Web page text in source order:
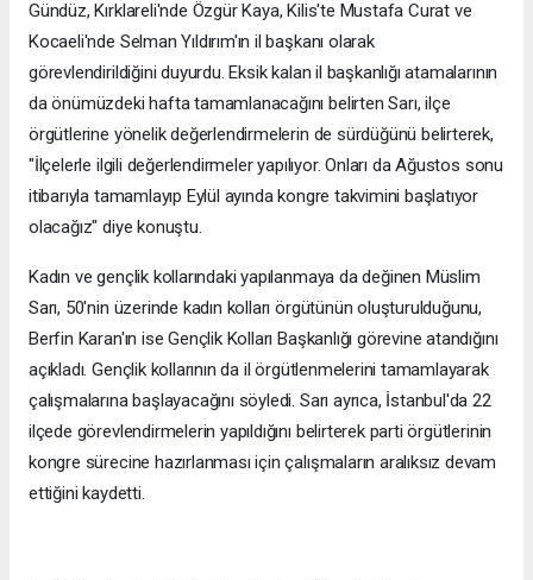
Gündüz, Kırklareli'nde Özgür Kaya, Kilis'te Mustafa Curat ve
Kocaeli'nde Selman Yıldırım'ın il başkanı olarak
görevlendirildiğini duyurdu. Eksik kalan il başkanlığı atamalarının
da önümüzdeki hafta tamamlanacağını belirten Sarı, ilçe
örgütlerine yönelik değerlendirmelerin de sürdüğünü belirterek,
"İlçelerle ilgili değerlendirmeler yapılıyor. Onları da Ağustos sonu
itibarıyla tamamlayıp Eylül ayında kongre takvimini başlatıyor
olacağız" diye konuştu.
Kadın ve gençlik kollarındaki yapılanmaya da değinen Müslim
Sarı, 50'nin üzerinde kadın kolları örgütünün oluşturulduğunu,
Berfin Karan'ın ise Gençlik Kolları Başkanlığı görevine atandığını
açıkladı. Gençlik kollarının da il örgütlenmelerini tamamlayarak
çalışmalarına başlayacağını söyledi. Sarı ayrıca, İstanbul'da 22
ilçede görevlendirmelerin yapıldığını belirterek parti örgütlerinin
kongre sürecine hazırlanması için çalışmaların aralıksız devam
ettiğini kaydetti.